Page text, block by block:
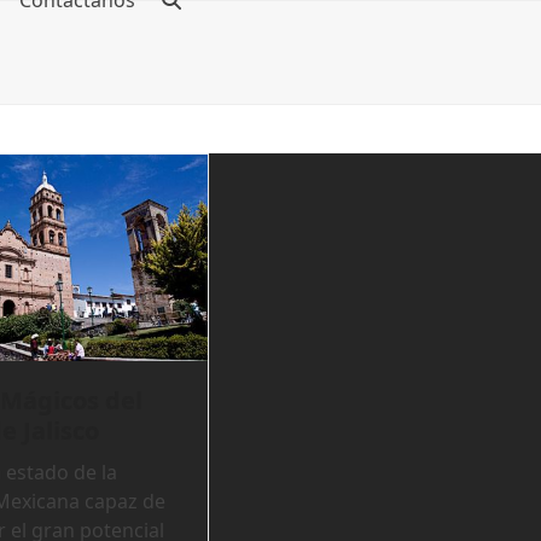
estado de la
capaz de
el gran potencial